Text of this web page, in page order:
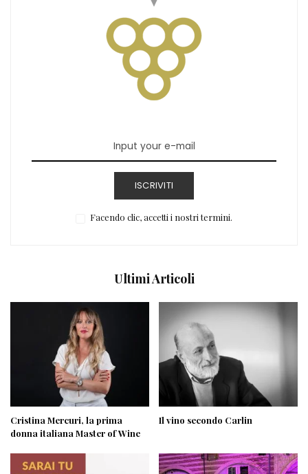
ISCRIVITI
Facendo clic, accetti i nostri termini.
Ultimi Articoli
Cristina Mercuri, la prima
donna italiana Master of Wine
Il vino secondo Carlin